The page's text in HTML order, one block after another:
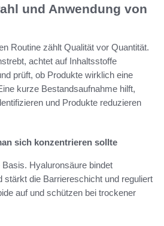
und Anwendung von
Routine zählt Qualität vor Quantität.
achtet auf Inhaltsstoffe
prüft, ob Produkte wirklich eine
kurze Bestandsaufnahme hilft,
und Produkte reduzieren
sich konzentrieren sollte
Hyaluronsäure bindet
stärkt die Barriereschicht und reguliert
auf und schützen bei trockener